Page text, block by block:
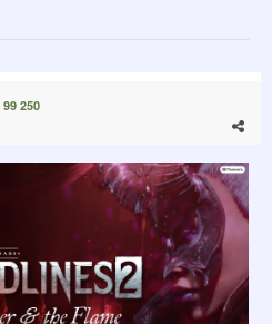
99 250